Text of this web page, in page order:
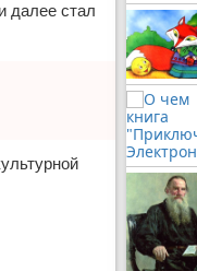
далее стал